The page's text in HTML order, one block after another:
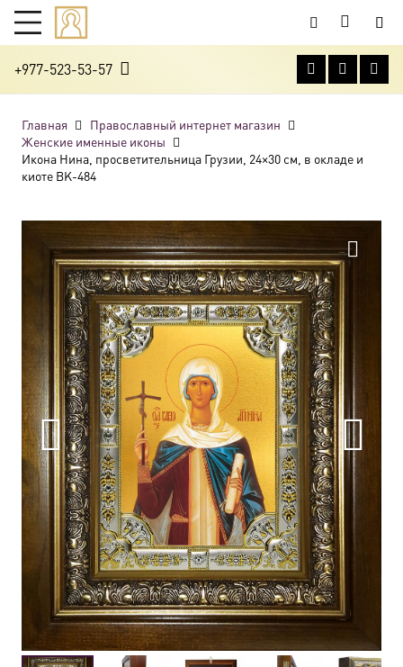
+977-523-53-57
Главная
Православный интернет магазин
Женские именные иконы
Икона Нина, просветительница Грузии, 24×30 см, в окладе и
киоте BK-484